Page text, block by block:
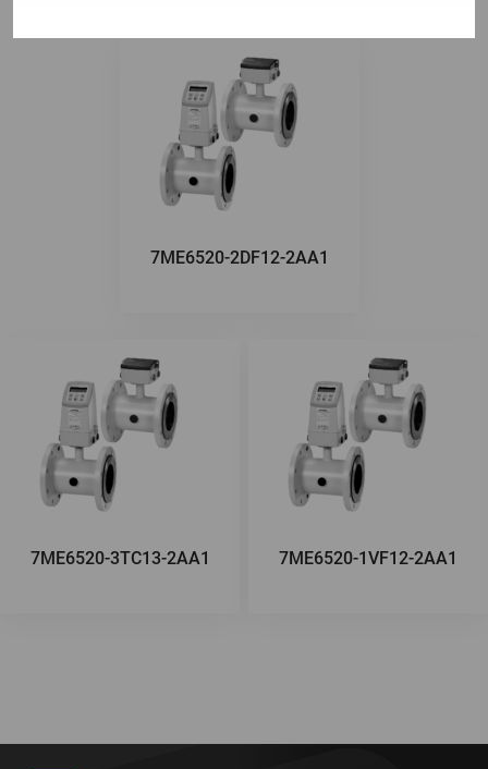
7ME6520-2DF12-2AA1
7ME6520-3TC13-2AA1 7ME6520-1VF12-2AA1